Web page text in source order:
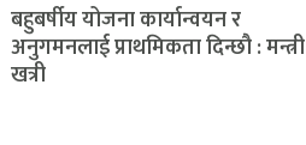
बहुबर्षीय योजना कार्यान्वयन र
अनुगमनलाई प्राथमिकता दिन्छौ : मन्त्री
खत्री